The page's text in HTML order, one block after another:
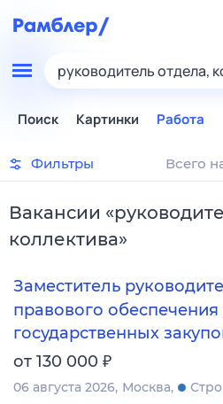
руководитель отдела,
Поиск Картинки Работа
Фильтры Всего
Вакансии «
коллектива»
Заместитель
правового обеспечения
государственных
от 130 000 ₽
06 августа 2026 Москва